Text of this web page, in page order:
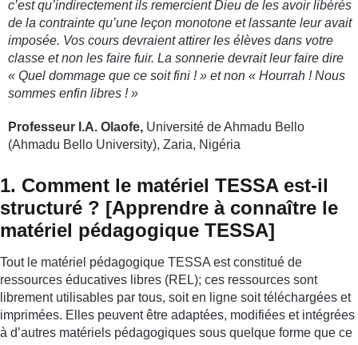
c’est qu’indirectement ils remercient Dieu de les avoir libérés
de la contrainte qu’une leçon monotone et lassante leur avait
imposée. Vos cours devraient attirer les élèves dans votre
classe et non les faire fuir. La sonnerie devrait leur faire dire
« Quel dommage que ce soit fini ! » et non « Hourrah ! Nous
sommes enfin libres ! »
Professeur I.A. Olaofe, Université de Ahmadu Bello
(Ahmadu Bello University), Zaria, Nigéria
1. Comment le matériel TESSA est-il
structuré ? [Apprendre à connaître le
matériel pédagogique TESSA]
Tout le matériel pédagogique TESSA est constitué de
ressources éducatives libres (REL); ces ressources sont
librement utilisables par tous, soit en ligne soit téléchargées et
imprimées. Elles peuvent être adaptées, modifiées et intégrées
à d’autres matériels pédagogiques sous quelque forme que ce